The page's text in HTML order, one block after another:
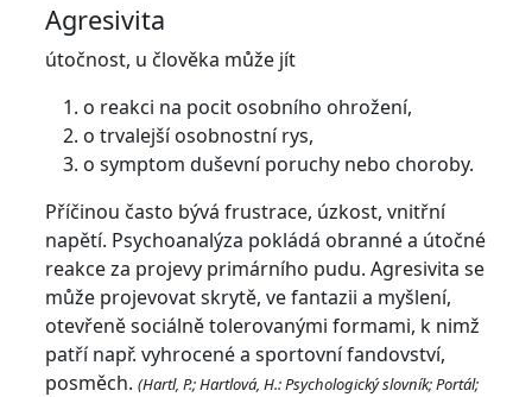
Agresivita
útočnost, u člověka může jít
o reakci na pocit osobního ohrožení,
o trvalejší osobnostní rys,
o symptom duševní poruchy nebo choroby.
Příčinou často bývá frustrace, úzkost, vnitřní
napětí. Psychoanalýza pokládá obranné a útočné
reakce za projevy primárního pudu. Agresivita se
může projevovat skrytě, ve fantazii a myšlení,
otevřeně sociálně tolerovanými formami, k nimž
patří např. vyhrocené a sportovní fandovství,
posměch. (Hartl, P.; Hartlová, H.: Psychologický slovník; Portál;